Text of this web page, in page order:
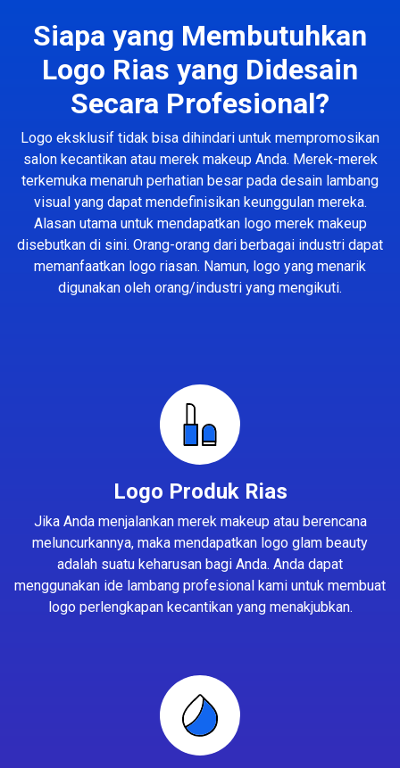
Siapa yang Membutuhkan
Logo Rias yang Didesain
Secara Profesional?
Logo eksklusif tidak bisa dihindari untuk mempromosikan
salon kecantikan atau merek makeup Anda. Merek-merek
terkemuka menaruh perhatian besar pada desain lambang
visual yang dapat mendefinisikan keunggulan mereka.
Alasan utama untuk mendapatkan logo merek makeup
disebutkan di sini. Orang-orang dari berbagai industri dapat
memanfaatkan logo riasan. Namun, logo yang menarik
digunakan oleh orang/industri yang mengikuti.
Logo Produk Rias
Jika Anda menjalankan merek makeup atau berencana
meluncurkannya, maka mendapatkan logo glam beauty
adalah suatu keharusan bagi Anda. Anda dapat
menggunakan ide lambang profesional kami untuk membuat
logo perlengkapan kecantikan yang menakjubkan.